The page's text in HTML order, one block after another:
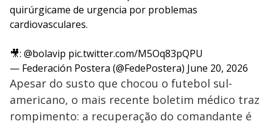
quirúrgicame de urgencia por problemas
cardiovasculares.
🎥: @bolavip pic.twitter.com/M5Oq83pQPU
— Federación Postera (@FedePostera) June 20, 2026
Apesar do susto que chocou o futebol sul-
americano, o mais recente boletim médico traz
rompimento: a recuperação do comandante é